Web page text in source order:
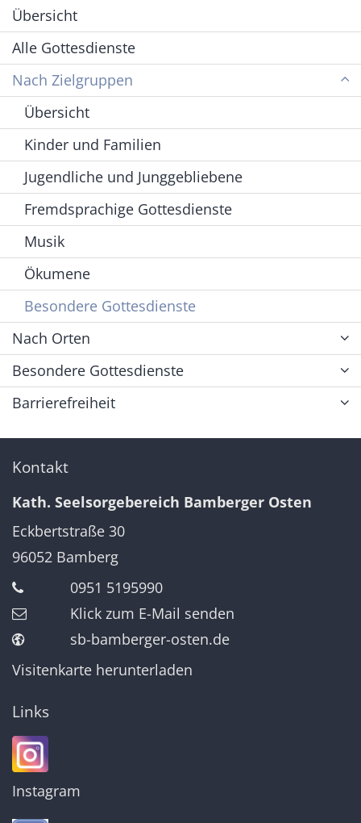
Übersicht
Alle Gottesdienste
Nach Zielgruppen
Übersicht
Kinder und Familien
Jugendliche und Junggebliebene
Fremdsprachige Gottesdienste
Musik
Ökumene
Besondere Gottesdienste
Nach Orten
Besondere Gottesdienste
Barrierefreiheit
Kontakt
Kath. Seelsorgebereich Bamberger Osten
Eckbertstraße 30
96052 Bamberg
0951 5195990
Klick zum E-Mail senden
sb-bamberger-osten.de
Visitenkarte herunterladen
Links
Instagram